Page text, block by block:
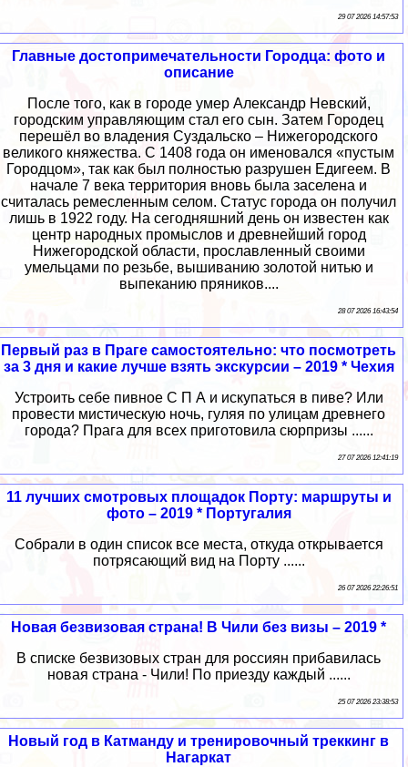
29 07 2026 14:57:53
Главные достопримечательности Городца: фото и
описание
После того, как в городе умер Александр Невский,
городским управляющим стал его сын. Затем Городец
перешёл во владения Суздальско – Нижегородского
великого княжества. С 1408 года он именовался «пустым
Городцом», так как был полностью разрушен Едигеем. В
начале 7 века территория вновь была заселена и
считалась ремесленным селом. Статус города он получил
лишь в 1922 году. На сегодняшний день он известен как
центр народных промыслов и древнейший город
Нижегородской области, прославленный своими
умельцами по резьбе, вышиванию золотой нитью и
выпеканию пряников....
28 07 2026 16:43:54
Первый раз в Праге самостоятельно: что посмотреть
за 3 дня и какие лучше взять экскурсии – 2019 * Чехия
Устроить себе пивное С П А и искупаться в пиве? Или
провести мистическую ночь, гуляя по улицам древнего
города? Прага для всех приготовила сюрпризы ......
27 07 2026 12:41:19
11 лучших смотровых площадок Порту: маршруты и
фото – 2019 * Португалия
Собрали в один список все места, откуда открывается
потрясающий вид на Порту ......
26 07 2026 22:26:51
Новая безвизовая страна! В Чили без визы – 2019 *
В списке безвизовых стран для россиян прибавилась
новая страна - Чили! По приезду каждый ......
25 07 2026 23:38:53
Новый год в Катманду и тренировочный треккинг в
Нагаркат